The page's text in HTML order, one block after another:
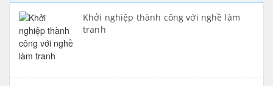
Khởi nghiệp thành công với nghề làm
tranh